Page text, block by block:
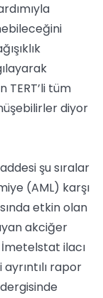
TERT’li tüm
diyor
şu sıralar
(AML) karşı
etkin olan
akciğer
ilacı
rapor